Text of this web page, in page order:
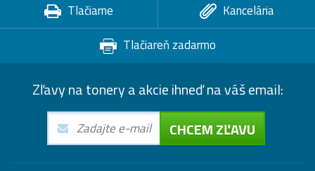
Tlačiarne
Kancelária
Tlačiareň zadarmo
Zľavy na tonery a akcie ihneď na váš email:
CHCEM ZĽAVU